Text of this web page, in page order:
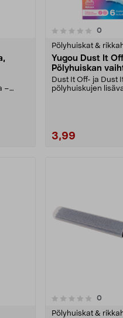
–
0
Pölyhuiskat &
Yugou Dust It
Pölyhuiskan
Dust It Off- ja Dust
pölyhuiskujen
3,99
4.5 viidestä
0
Pölyhuiskat &
0.0 viidestä